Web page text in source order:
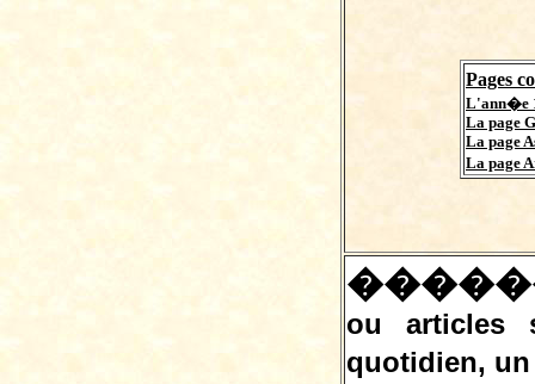
Pages
L'ann�e
La page
La page
La page
ou articles
quotidien,